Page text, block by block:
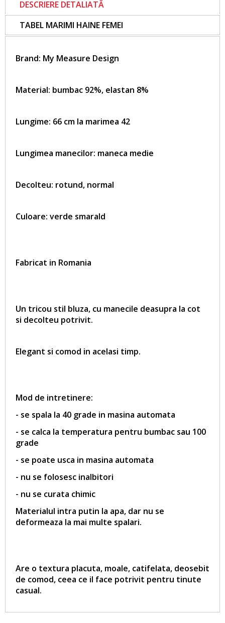
DESCRIERE DETALIATĂ
TABEL MARIMI HAINE FEMEI
Brand: My Measure Design
Material: bumbac 92%, elastan 8%
Lungime: 66 cm la marimea 42
Lungimea manecilor: maneca medie
Decolteu: rotund, normal
Culoare: verde smarald
Fabricat in Romania
Un tricou stil bluza, cu manecile deasupra la cot
si decolteu potrivit.
Elegant si comod in acelasi timp.
Mod de intretinere:
- se spala la 40 grade in masina automata
- se calca la temperatura pentru bumbac sau 100
grade
- se poate usca in masina automata
- nu se folosesc inalbitori
- nu se curata chimic
Materialul intra putin la apa, dar nu se
deformeaza la mai multe spalari.
Are o textura placuta, moale, catifelata, deosebit
de comod, ceea ce il face potrivit pentru tinute
casual.